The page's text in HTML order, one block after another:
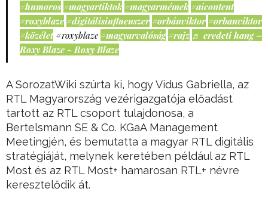
#humoros #magyartiktok #magyarmémek #aicontent
#roxyblaze #digitálisinfluenszer #orbánviktor #orbanviktor
#közélet #roxyblaze #magyarvalóság #rajz ♬ eredeti hang –
Roxy Blaze - Roxy Blaze
A SorozatWiki szúrta ki, hogy Vidus Gabriella, az
RTL Magyarország vezérigazgatója előadást
tartott az RTL csoport tulajdonosa, a
Bertelsmann SE & Co. KGaA Management
Meetingjén, és bemutatta a magyar RTL digitális
stratégiáját, melynek keretében például az RTL
Most és az RTL Most+ hamarosan RTL+ névre
keresztelődik át.